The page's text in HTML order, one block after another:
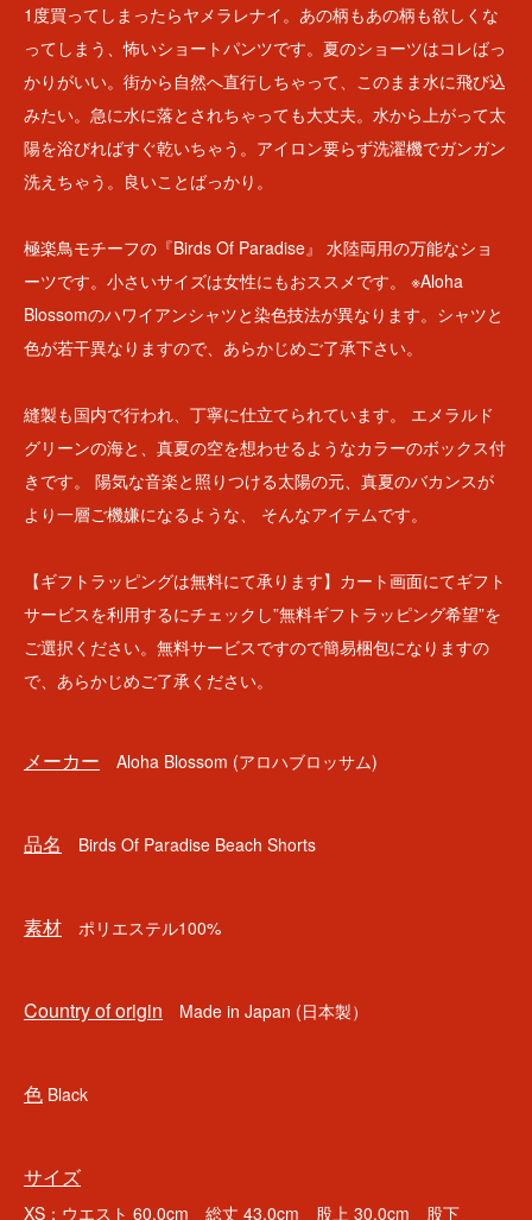
1度買ってしまったらヤメラレナイ。あの柄もあの柄も欲しくな
ってしまう、怖いショートパンツです。夏のショーツはコレばっ
かりがいい。街から自然へ直行しちゃって、このまま水に飛び込
みたい。急に水に落とされちゃっても大丈夫。水から上がって太
陽を浴びればすぐ乾いちゃう。アイロン要らず洗濯機でガンガン
洗えちゃう。良いことばっかり。
極楽鳥モチーフの『Birds Of Paradise』 水陸両用の万能なショ
ーツです。小さいサイズは女性にもおススメです。 ※Aloha
Blossomのハワイアンシャツと染色技法が異なります。シャツと
色が若干異なりますので、あらかじめご了承下さい。
縫製も国内で行われ、丁寧に仕立てられています。 エメラルド
グリーンの海と、真夏の空を想わせるようなカラーのボックス付
きです。 陽気な音楽と照りつける太陽の元、真夏のバカンスが
より一層ご機嫌になるような、 そんなアイテムです。
【ギフトラッピングは無料にて承ります】カート画面にてギフト
サービスを利用するにチェックし”無料ギフトラッピング希望”を
ご選択ください。無料サービスですので簡易梱包になりますの
で、あらかじめご了承ください。
メーカー Aloha Blossom (アロハブロッサム)
品名 Birds Of Paradise Beach Shorts
素材 ポリエステル100%
Country of origin Made in Japan (日本製）
色 Black
サイズ
XS：ウエスト 60.0cm 総丈 43.0cm 股上 30.0cm 股下